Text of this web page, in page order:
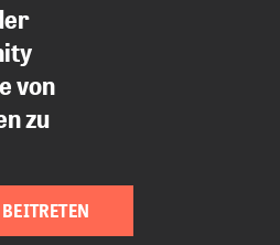
von
zu